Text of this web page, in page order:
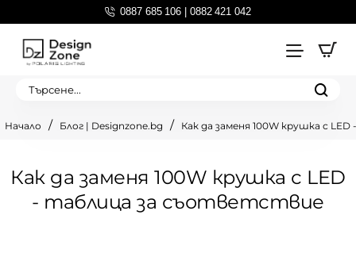
0887 685 106 | 0882 421 042
Търсене...
Как да заменя 100W крушка с LED
- таблица за съответствие
Блог | Designzone.bg Как да заменя 100W крушка с